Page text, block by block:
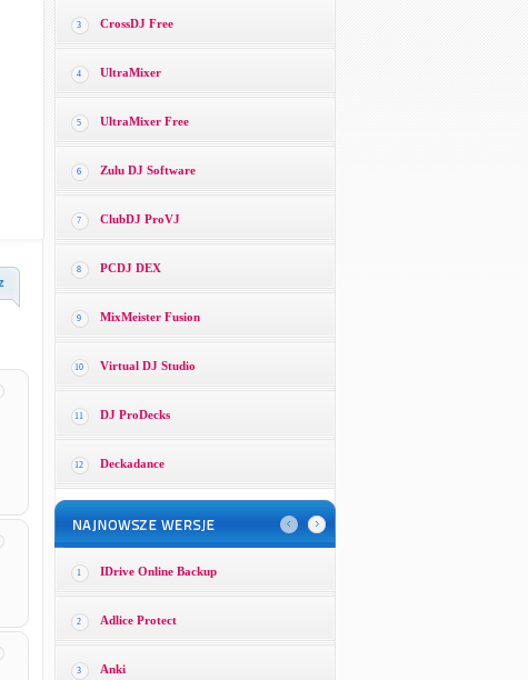
3 CrossDJ Free
4 UltraMixer
5 UltraMixer Free
6 Zulu DJ Software
7 ClubDJ ProVJ
8 PCDJ DEX
9 MixMeister Fusion
10 Virtual DJ Studio
11 DJ ProDecks
12 Deckadance
1 IDrive Online Backup
2 Adlice Protect
3 Anki